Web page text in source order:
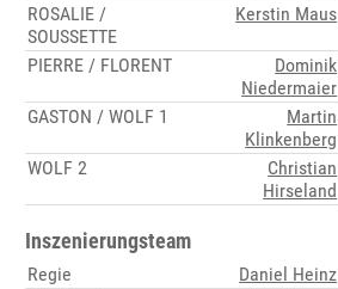
ROSALIE /
SOUSSETTE
Kerstin Maus
PIERRE / FLORENT
Dominik
Niedermaier
GASTON / WOLF 1
Martin
Klinkenberg
WOLF 2
Christian
Hirseland
Inszenierungsteam
Regie
Daniel Heinz